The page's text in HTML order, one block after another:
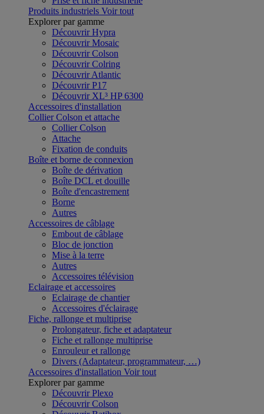
Produits industriels Voir tout
Explorer par gamme
Découvrir Hypra
Découvrir Mosaic
Découvrir Colson
Découvrir Colring
Découvrir Atlantic
Découvrir P17
Découvrir XL³ HP 6300
Accessoires d'installation
Collier Colson et attache
Collier Colson
Attache
Fixation de conduits
Boîte et borne de connexion
Boîte de dérivation
Boîte DCL et douille
Boîte d'encastrement
Borne
Autres
Accessoires de câblage
Embout de câblage
Bloc de jonction
Mise à la terre
Autres
Accessoires télévision
Eclairage et accessoires
Eclairage de chantier
Accessoires d'éclairage
Fiche, rallonge et multiprise
Prolongateur, fiche et adaptateur
Fiche et rallonge multiprise
Enrouleur et rallonge
Divers (Adaptateur, programmateur, …)
Accessoires d'installation Voir tout
Explorer par gamme
Découvrir Plexo
Découvrir Colson